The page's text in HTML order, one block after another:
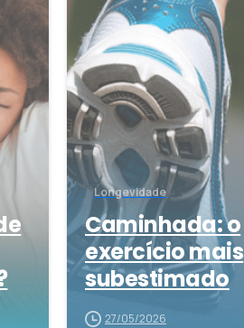
4
Longevidade
Caminhada: o
exercício mais
subestimado
27/05/2026